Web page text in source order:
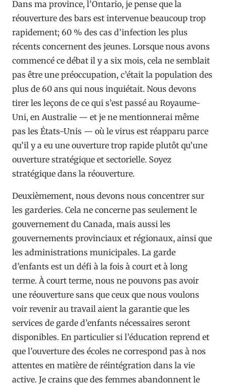
Dans ma province, l’Ontario, je pense que la
réouverture des bars est intervenue beaucoup trop
rapidement; 60 % des cas d’infection les plus
récents concernent des jeunes. Lorsque nous avons
commencé ce débat il y a six mois, cela ne semblait
pas être une préoccupation, c’était la population des
plus de 60 ans qui nous inquiétait. Nous devons
tirer les leçons de ce qui s’est passé au Royaume-
Uni, en Australie — et je ne mentionnerai même
pas les États-Unis — où le virus est réapparu parce
qu’il y a eu une ouverture trop rapide plutôt qu’une
ouverture stratégique et sectorielle. Soyez
stratégique dans la réouverture.
Deuxièmement, nous devons nous concentrer sur
les garderies. Cela ne concerne pas seulement le
gouvernement du Canada, mais aussi les
gouvernements provinciaux et régionaux, ainsi que
les administrations municipales. La garde
d’enfants est un défi à la fois à court et à long
terme. À court terme, nous ne pouvons pas avoir
une réouverture sans que ceux que nous voulons
voir revenir au travail aient la garantie que les
services de garde d’enfants nécessaires seront
disponibles. En particulier si l’éducation reprend et
que l’ouverture des écoles ne correspond pas à nos
attentes en matière de réintégration dans la vie
active. Je crains que des femmes abandonnent le